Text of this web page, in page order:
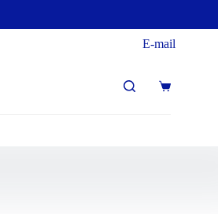
E-mail